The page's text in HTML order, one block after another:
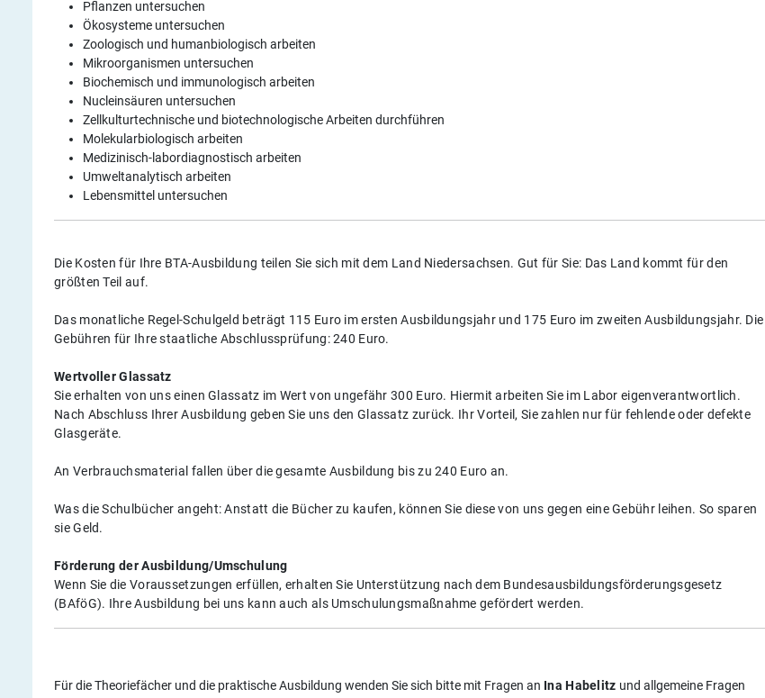
Pflanzen untersuchen
Ökosysteme untersuchen
Zoologisch und humanbiologisch arbeiten
Mikroorganismen untersuchen
Biochemisch und immunologisch arbeiten
Nucleinsäuren untersuchen
Zellkulturtechnische und biotechnologische Arbeiten durchführen
Molekularbiologisch arbeiten
Medizinisch-labordiagnostisch arbeiten
Umweltanalytisch arbeiten
Lebensmittel untersuchen
Die Kosten für Ihre BTA-Ausbildung teilen Sie sich mit dem Land Niedersachsen. Gut für Sie: Das Land kommt für den
größten Teil auf.
Das monatliche Regel-Schulgeld beträgt 115 Euro im ersten Ausbildungsjahr und 175 Euro im zweiten Ausbildungsjahr. Die
Gebühren für Ihre staatliche Abschlussprüfung: 240 Euro.
Wertvoller Glassatz
Sie erhalten von uns einen Glassatz im Wert von ungefähr 300 Euro. Hiermit arbeiten Sie im Labor eigenverantwortlich.
Nach Abschluss Ihrer Ausbildung geben Sie uns den Glassatz zurück. Ihr Vorteil, Sie zahlen nur für fehlende oder defekte
Glasgeräte.
An Verbrauchsmaterial fallen über die gesamte Ausbildung bis zu 240 Euro an.
Was die Schulbücher angeht: Anstatt die Bücher zu kaufen, können Sie diese von uns gegen eine Gebühr leihen. So sparen
sie Geld.
Förderung der Ausbildung/Umschulung
Wenn Sie die Voraussetzungen erfüllen, erhalten Sie Unterstützung nach dem Bundesausbildungsförderungsgesetz
(BAföG). Ihre Ausbildung bei uns kann auch als Umschulungsmaßnahme gefördert werden.
Für die Theoriefächer und die praktische Ausbildung wenden Sie sich bitte mit Fragen an Ina Habelitz und allgemeine Fragen